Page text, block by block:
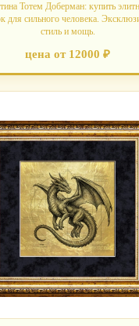
Тотем Доберман: купить
для сильного человека.
стиль и мощь.
цена от 12000 ₽